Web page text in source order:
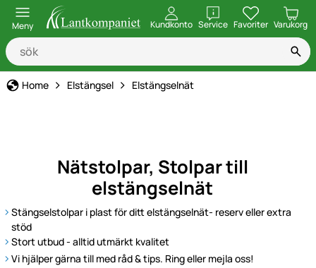
Meny Kundkonto ServiceöppnaFavoriter Varukorg
Home Elstängsel Elstängselnät
Nätstolpar, Stolpar till
elstängselnät
Stängselstolpar i plast för ditt elstängselnät- reserv eller extra
stöd
Stort utbud - alltid utmärkt kvalitet
Vi hjälper gärna till med råd & tips. Ring eller mejla oss!